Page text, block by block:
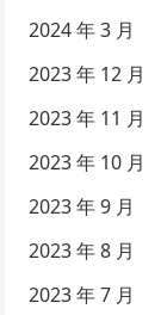
2024 年 3 月
2023 年 12 月
2023 年 11 月
2023 年 10 月
2023 年 9 月
2023 年 8 月
2023 年 7 月